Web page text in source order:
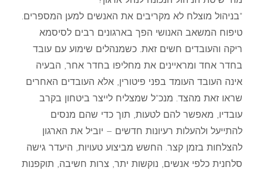
"בניהול מוצלח לא מקריבים את האנשים למען המספרים.
טיפוח המשאב האנושי הפך בארגונים רבים לסיסמא
ריקה והעובדים חשים זאת. כשמנהלים שימוע עם עובד
בחדר אחד ומראיינים את מחליפו בחדר אחר, הבעיה
אינה העובד העומד בפני פיטורין, אלא העובדים האחרים
שראו זאת מהצד. מנכ"ל שמצליח לייצר ביטחון בקרב
עובדיו, מאפשר להם לטעות, תוך כדי שהם מנסים
להתייעל ולהעלות רעיונות חדשים – יוביל את הארגון
להצלחות בזמן קצר. החשש מביצוע טעויות, היעדר גישה
סלחנית כלפי אנשים, נוקשות יתר, צרות חשיבה, תוקפנות